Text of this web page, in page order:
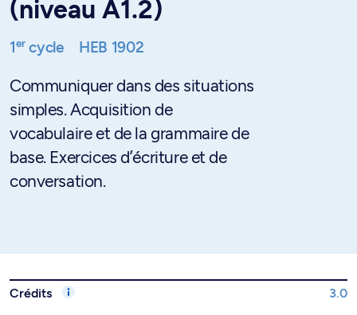
(niveau A1.2)
1ercycle HEB 1902
Communiquer dans des situations
simples. Acquisition de
vocabulaire et de la grammaire de
base. Exercices d’écriture et de
conversation.
Crédits 3.0